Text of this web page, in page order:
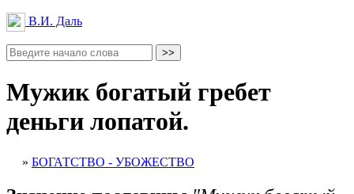
В.И. Даль
Мужик богатый гребет
деньги лопатой.
» БОГАТСТВО - УБОЖЕСТВО